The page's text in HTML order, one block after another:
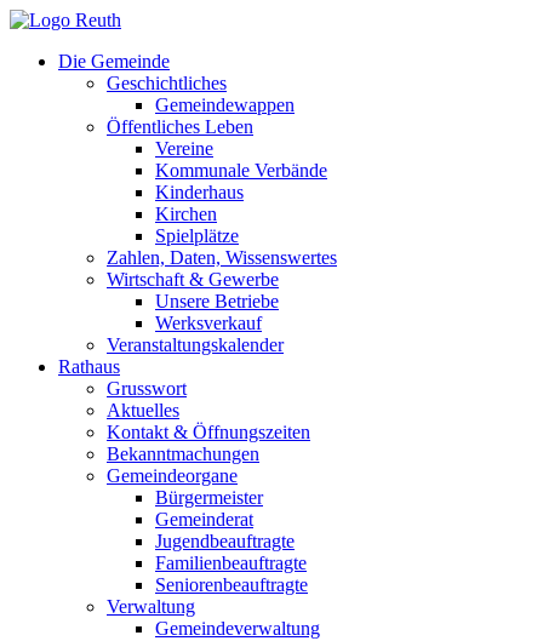
Zum
springenDie Gemeinde
Geschichtliches
Gemeindewappen
Öffentliches Leben
Vereine
Kommunale Verbände
Kinderhaus
Kirchen
Spielplätze
Zahlen, Daten, Wissenswertes
Wirtschaft & Gewerbe
Unsere Betriebe
Werksverkauf
Veranstaltungskalender
Rathaus
Grusswort
Aktuelles
Kontakt & Öffnungszeiten
Bekanntmachungen
Gemeindeorgane
Bürgermeister
Gemeinderat
Jugendbeauftragte
Familienbeauftragte
Seniorenbeauftragte
Verwaltung
Gemeindeverwaltung